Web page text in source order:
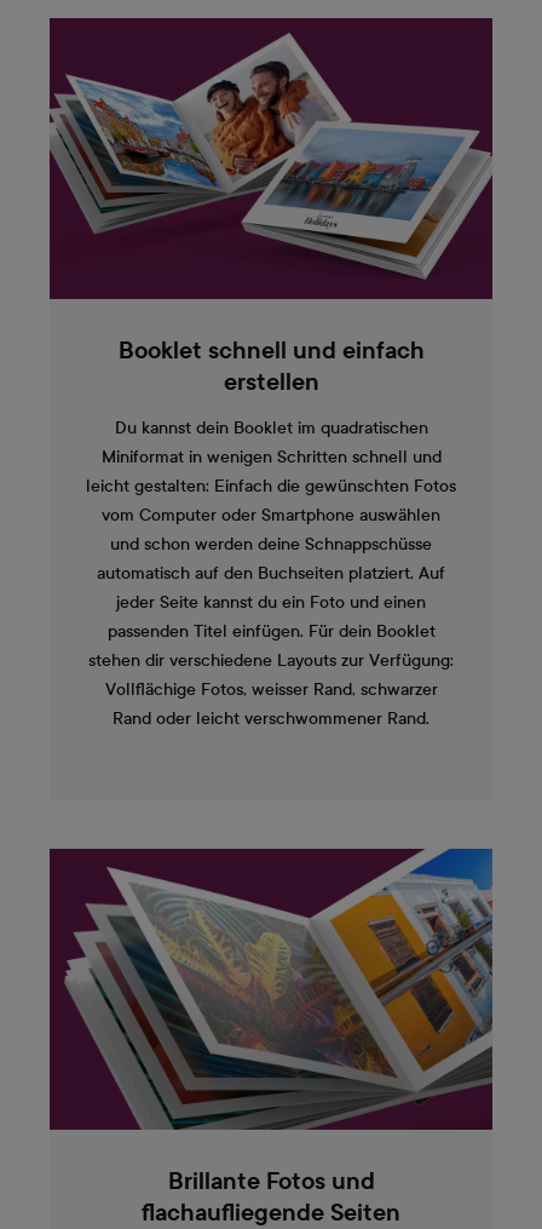
Booklet schnell und einfach
erstellen
Du kannst dein Booklet im quadratischen
Miniformat in wenigen Schritten schnell und
leicht gestalten: Einfach die gewünschten Fotos
vom Computer oder Smartphone auswählen
und schon werden deine Schnappschüsse
automatisch auf den Buchseiten platziert. Auf
jeder Seite kannst du ein Foto und einen
passenden Titel einfügen. Für dein Booklet
stehen dir verschiedene Layouts zur Verfügung:
Vollflächige Fotos, weisser Rand, schwarzer
Rand oder leicht verschwommener Rand.
Brillante Fotos und
flachaufliegende Seiten